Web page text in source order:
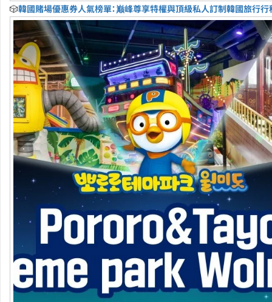
🎲韓國賭場優惠券人氣榜單：巅峰尊享特權與頂級私人訂制韓國旅行行